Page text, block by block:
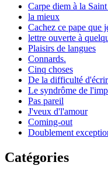
Carpe diem à la
la mieux
Cachez ce pape que
lettre ouverte à
Plaisirs de langues
Connards.
Cinq choses
De la difficulté
Le syndrôme de
Pas pareil
J'veux d'l'amour
Coming-out
Doublement
Catégories